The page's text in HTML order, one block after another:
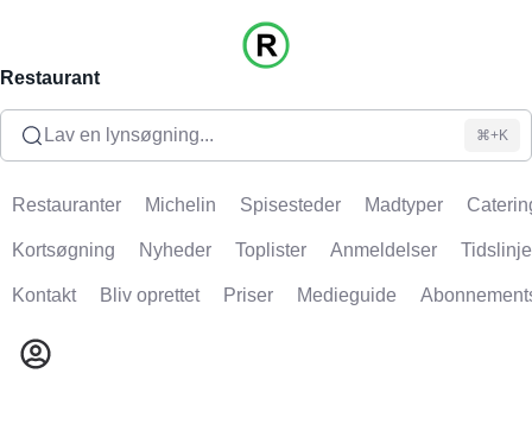
Restaurant
Lav en lynsøgning... ⌘+K
Restauranter Michelin Spisesteder Madtyper
Kortsøgning Nyheder Toplister Anmeldelser Tidslinje
Kontakt Bliv oprettet Priser Medieguide